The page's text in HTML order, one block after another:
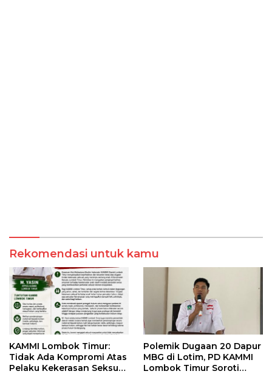
Rekomendasi untuk kamu
KAMMI Lombok Timur:
Tidak Ada Kompromi Atas
Pelaku Kekerasan Seksual,
Polemik Dugaan 20 Dapur
MBG di Lotim, PD KAMMI
Lombok Timur Soroti